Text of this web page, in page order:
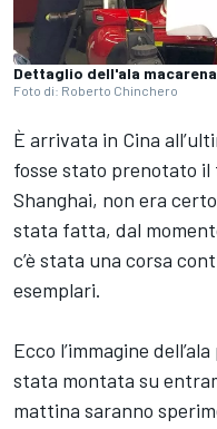
Dettaglio dell'ala
Foto di: Roberto Chinchero
È arrivata in Cina
fosse stato prenotato
Shanghai, non era
stata fatta, dal
c’è stata una corsa
esemplari.
Ecco l’immagine
stata montata su
mattina saranno